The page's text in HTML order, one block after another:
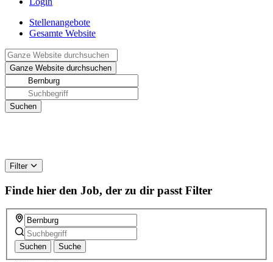
Stellenangebote
Gesamte Website
Filter
Finde hier den Job, der zu dir passt Filter
Suchen Suche